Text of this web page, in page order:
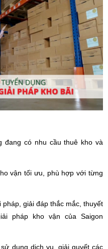
đang có nhu cầu thuê kho và
vận tối ưu, phù hợp với từng
giải đáp thắc mắc, thuyết
pháp kho vận của Saigon
dụng dịch vụ, giải quyết các